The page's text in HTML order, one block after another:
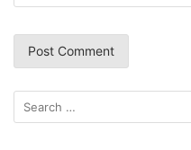
Search
for: